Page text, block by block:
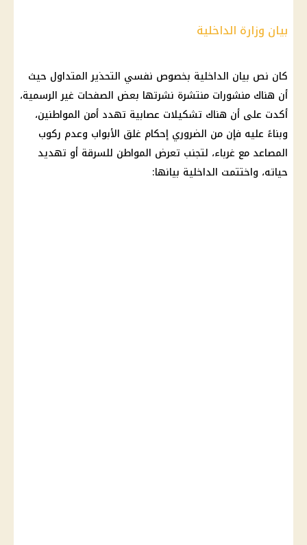
بيان وزارة الداخلية
كان نص بيان الداخلية بخصوص نفسي التحذير المتداول حيث
أن هناك منشورات منتشرة نشرتها بعض الصفحات غير الرسمية،
أكدت على أن هناك تشكيلات عصابية تهدد أمن المواطنين،
وبناءً عليه فإن من الضروري إحكام غلق الأبواب وعدم ركوب
المصاعد مع غرباء، لتجنب تعرض المواطن للسرقة أو تهديد
حياته، واختتمت الداخلية بيانها: